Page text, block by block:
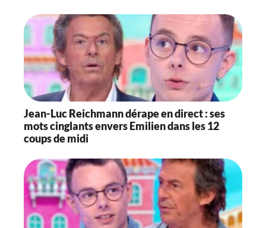
Jean-Luc Reichmann dérape en direct : ses
mots cinglants envers Emilien dans les 12
coups de midi